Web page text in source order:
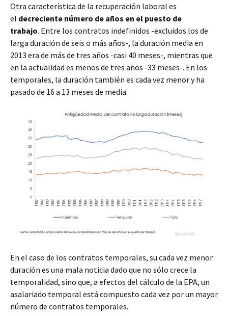
Otra característica de la recuperación laboral es
el decreciente número de años en el puesto de
trabajo. Entre los contratos indefinidos -excluidos los de
larga duración de seis o más años-, la duración media en
2013 era de más de tres años -casi 40 meses-, mientras que
en la actualidad es menos de tres años -33 meses-. En los
temporales, la duración también es cada vez menor y ha
pasado de 16 a 13 meses de media.
En el caso de los contratos temporales, su cada vez menor
duración es una mala noticia dado que no sólo crece la
temporalidad, sino que, a efectos del cálculo de la EPA, un
asalariado temporal está compuesto cada vez por un mayor
número de contratos temporales.